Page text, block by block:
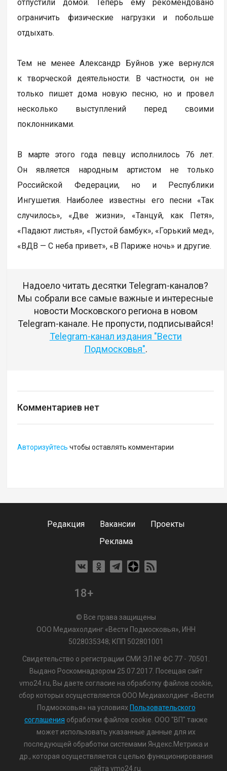
отпустили домой. Теперь ему рекомендовано
ограничить физические нагрузки и побольше
отдыхать.
Тем не менее Александр Буйнов уже вернулся
к творческой деятельности. В частности, он не
только пишет дома новую песню, но и провел
несколько выступлений перед своими
поклонниками.
В марте этого года певцу исполнилось 76 лет.
Он является народным артистом не только
Российской Федерации, но и Республики
Ингушетия. Наиболее известны его песни «Так
случилось», «Две жизни», «Танцуй, как Петя»,
«Падают листья», «Пустой бамбук», «Горький мед»,
«ВДВ — С неба привет», «В Париже ночь» и другие.
Надоело читать десятки Telegram-каналов?
Мы собрали все самые важные и интересные
новости Московского региона в новом
Telegram-канале. Не пропусти, подписывайся!
Telegram-канал издания "Вести
Подмосковья".
Комментариев нет
Авторизуйтесь чтобы оставлять комментарии
Редакция Вакансии
Проекты
Реклама
18+
© Все права защищены
ООО Медиахолдинг «Вести Подмосковья», ИНН
5028035348; КПП 502801001
Свидетельство о регистрации СМИ ЭЛ № ФС 77 - 70501.
Выдано Роскомнадзором 25.07.2017. Посещая сайт
vmo24.ru, Вы даете согласие на обработку файлов cookie,
сбор которых осуществляется ООО Медиахолдинг «Вести
Подмосковья» на условиях Пользовательского
соглашения обработки файлов cookie. ООО "ВП" также
может использовать указанные данные для их
последующей обработки системами Яндекс.Метрика и
др., которая осуществляется с целью функционирования
сайта vmo24.ru.